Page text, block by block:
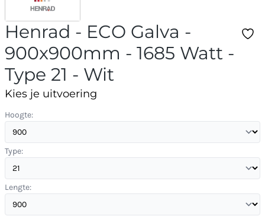
Henrad - ECO Galva -
900x900mm - 1685 Watt -
Type 21 - Wit
Kies je uitvoering
Hoogte:
Type:
Lengte: